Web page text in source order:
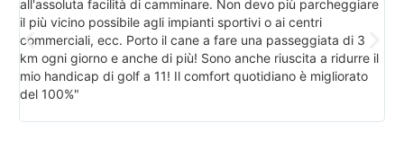
all'assoluta facilità di camminare. Non devo più parcheggiare
il più vicino possibile agli impianti sportivi o ai centri
commerciali, ecc. Porto il cane a fare una passeggiata di 3
km ogni giorno e anche di più! Sono anche riuscita a ridurre il
mio handicap di golf a 11! Il comfort quotidiano è migliorato
del 100%"